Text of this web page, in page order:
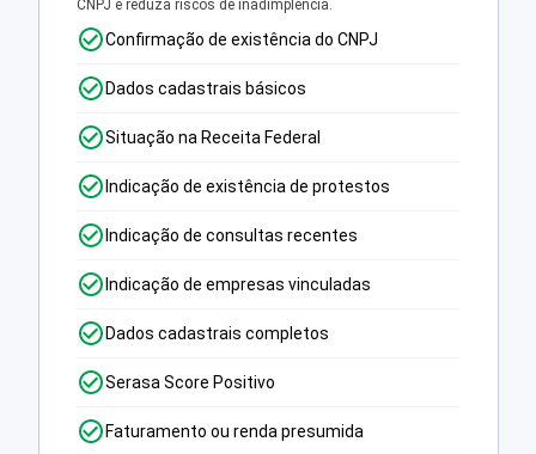
CNPJ e reduza riscos de inadimplência.
Confirmação de existência do CNPJ
Dados cadastrais básicos
Situação na Receita Federal
Indicação de existência de protestos
Indicação de consultas recentes
Indicação de empresas vinculadas
Dados cadastrais completos
Serasa Score Positivo
Faturamento ou renda presumida